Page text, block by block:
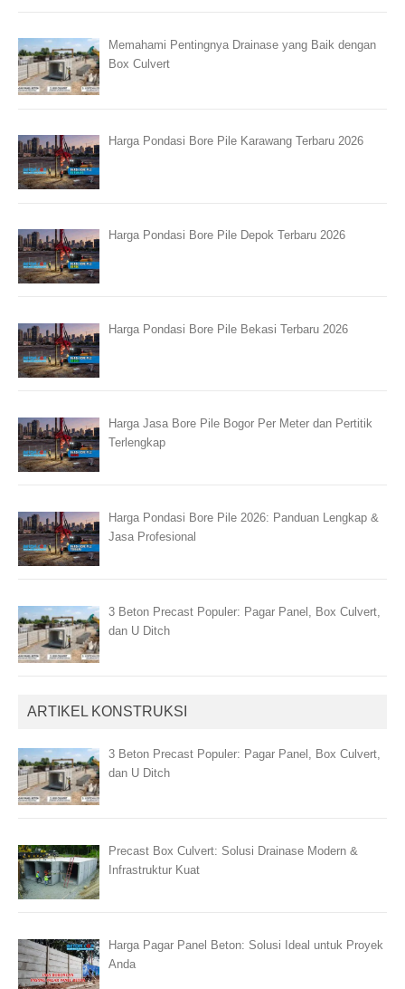
Memahami Pentingnya Drainase yang Baik dengan
Box Culvert
Harga Pondasi Bore Pile Karawang Terbaru 2026
Harga Pondasi Bore Pile Depok Terbaru 2026
Harga Pondasi Bore Pile Bekasi Terbaru 2026
Harga Jasa Bore Pile Bogor Per Meter dan Pertitik
Terlengkap
Harga Pondasi Bore Pile 2026: Panduan Lengkap &
Jasa Profesional
3 Beton Precast Populer: Pagar Panel, Box Culvert,
dan U Ditch
ARTIKEL KONSTRUKSI
3 Beton Precast Populer: Pagar Panel, Box Culvert,
dan U Ditch
Precast Box Culvert: Solusi Drainase Modern &
Infrastruktur Kuat
Harga Pagar Panel Beton: Solusi Ideal untuk Proyek
Anda